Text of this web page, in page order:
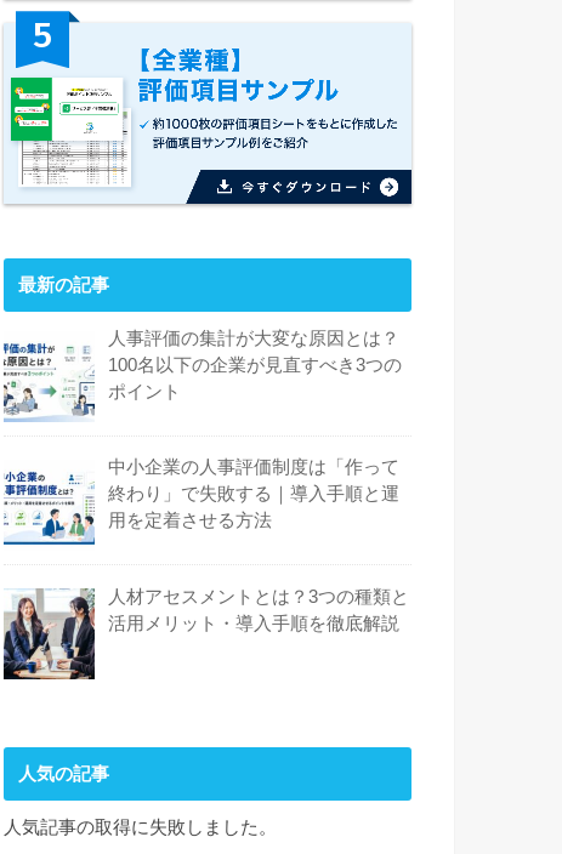
最新の記事
人事評価の集計が大変な原因とは？
100名以下の企業が見直すべき3つの
ポイント
中小企業の人事評価制度は「作って
終わり」で失敗する｜導入手順と運
用を定着させる方法
人材アセスメントとは？3つの種類と
活用メリット・導入手順を徹底解説
人気の記事
人気記事の取得に失敗しました。